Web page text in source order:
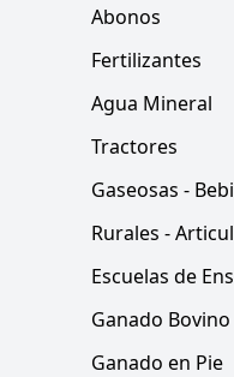
Abonos
Fertilizantes
Agua Mineral
Tractores
Gaseosas -
Rurales -
Escuelas de
Ganado
Ganado en Pie